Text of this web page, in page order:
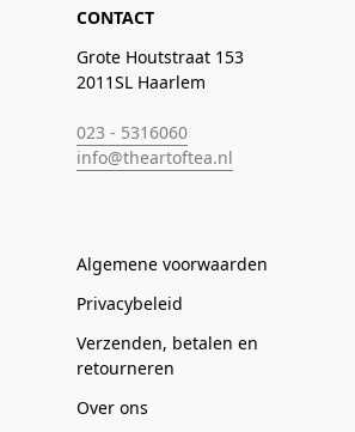
CONTACT
Grote Houtstraat 153
2011SL Haarlem
023 - 5316060
info@theartoftea.nl
Algemene voorwaarden
Privacybeleid
Verzenden, betalen en
retourneren
Over ons